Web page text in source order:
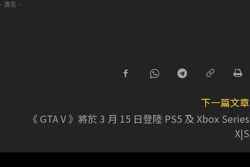
- 廣告 -
下一篇文章
《 GTA V 》將於 3 月 15 日登陸 PS5 及 Xbox Series
X|S